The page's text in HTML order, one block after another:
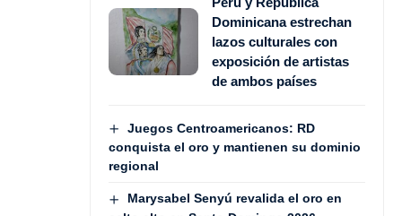
Dominicana estrechan
lazos culturales con
exposición de artistas
de ambos países
Juegos Centroamericanos: RD
conquista el oro y mantienen su dominio
regional
Marysabel Senyú revalida el oro en